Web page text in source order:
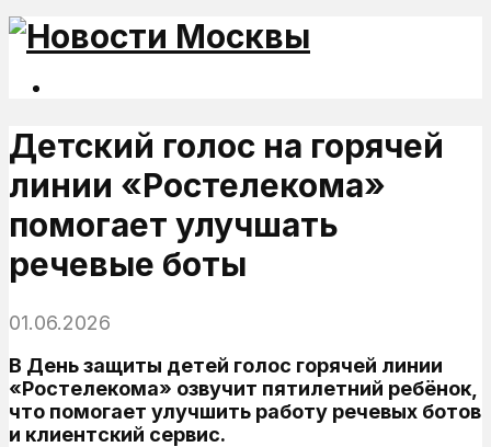
Детский голос на горячей
линии «Ростелекома»
помогает улучшать
речевые боты
01.06.2026
В День защиты детей голос горячей линии
«Ростелекома» озвучит пятилетний ребёнок,
что помогает улучшить работу речевых ботов
и клиентский сервис.